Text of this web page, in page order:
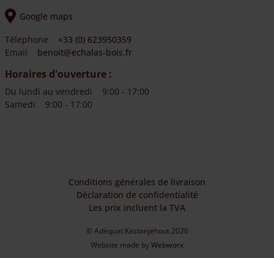
Google maps
Télephone
+33 (0) 623950359
Email
benoit@echalas-bois.fr
Horaires d'ouverture :
Du lundi au vendredi
9:00 - 17:00
Samedi
9:00 - 17:00
Conditions générales de livraison
Déclaration de confidentialité
Les prix incluent la TVA
© Adéquat Kastanjehout 2026
Website made byWebworx